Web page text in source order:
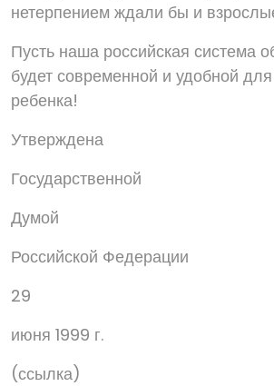
нетерпением ждали бы и
Пусть наша российская система
будет современной и удобной
ребенка!
Утверждена
Государственной
Думой
Российской Федерации
29
июня 1999 г.
(ссылка)